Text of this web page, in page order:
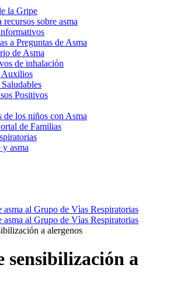
la Gripe
recursos sobre asma
a Preguntas de Asma
de Asma
de inhalación
Auxilios
Positivos
de los niños con Asma
de Familias
asma
asma al Grupo de Vìas Respiratorias
asma al Grupo de Vìas Respiratorias
a alergenos
sensibilización a